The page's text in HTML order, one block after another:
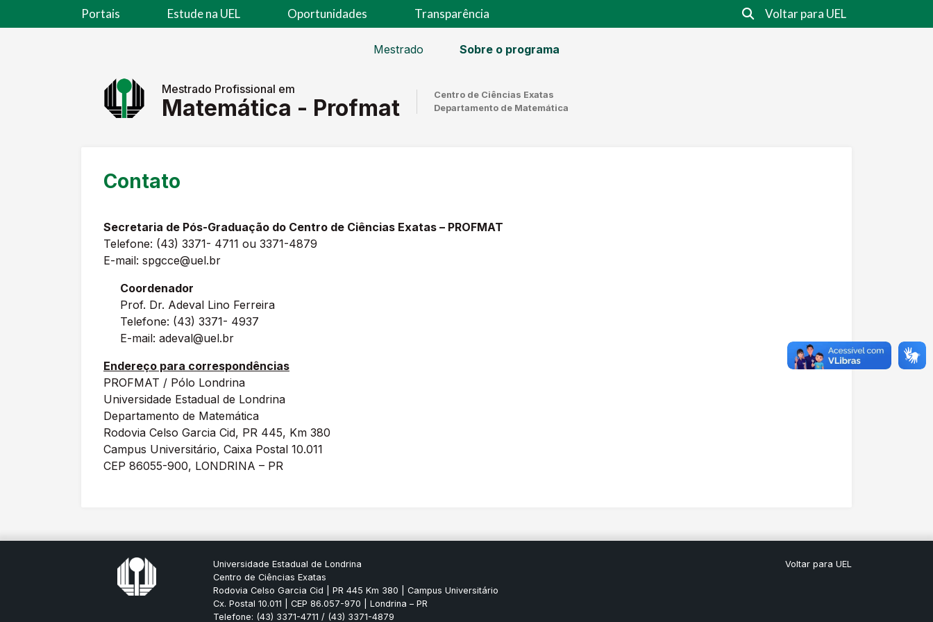
Portais Estude na UEL Oportunidades Transparência Voltar para UEL
Mestrado Sobre o programa
Mestrado Profissional em
Matemática - Profmat
Centro de Ciências Exatas
Departamento de Matemática
Contato
Secretaria de Pós-Graduação do Centro de Ciências Exatas – PROFMAT
Telefone: (43) 3371- 4711 ou 3371-4879
E-mail: spgcce@uel.br
Coordenador
Prof. Dr. Adeval Lino Ferreira
Telefone: (43) 3371- 4937
E-mail: adeval@uel.br
Endereço para correspondências
PROFMAT / Pólo Londrina
Universidade Estadual de Londrina
Departamento de Matemática
Rodovia Celso Garcia Cid, PR 445, Km 380
Campus Universitário, Caixa Postal 10.011
CEP 86055-900, LONDRINA – PR
Universidade Estadual de Londrina
Centro de Ciências Exatas
Rodovia Celso Garcia Cid | PR 445 Km 380 | Campus Universitário
Cx. Postal 10.011 | CEP 86.057-970 | Londrina – PR
Telefone: (43) 3371-4711 / (43) 3371-4879
Voltar para UEL